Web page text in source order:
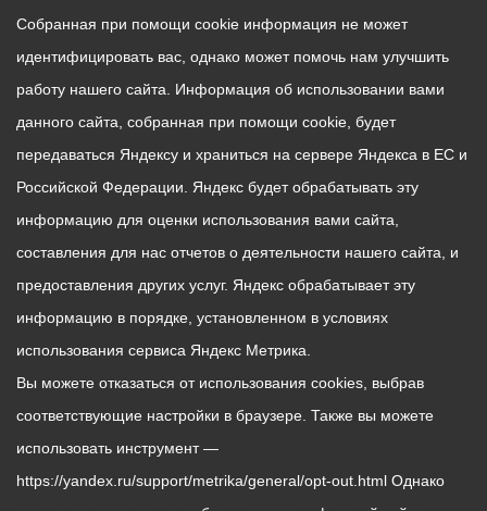
Собранная при помощи cookie информация не может
идентифицировать вас, однако может помочь нам улучшить
работу нашего сайта. Информация об использовании вами
данного сайта, собранная при помощи cookie, будет
передаваться Яндексу и храниться на сервере Яндекса в ЕС и
Российской Федерации. Яндекс будет обрабатывать эту
информацию для оценки использования вами сайта,
составления для нас отчетов о деятельности нашего сайта, и
предоставления других услуг. Яндекс обрабатывает эту
информацию в порядке, установленном в условиях
использования сервиса Яндекс Метрика.
Вы можете отказаться от использования cookies, выбрав
соответствующие настройки в браузере. Также вы можете
использовать инструмент —
https://yandex.ru/support/metrika/general/opt-out.html Однако